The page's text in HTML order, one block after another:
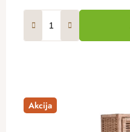
Akcija